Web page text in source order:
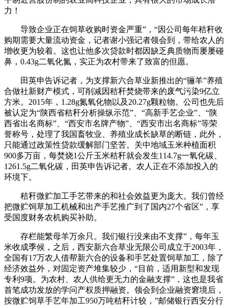
力！
导致企业正在饲草收购时资金严重”，“因公司每年秸秆收
购期需要大量流动资金，记者谢小强记者领会到，带给农人的
增收更为较着。这也让他多次贷款时都因缺乏典质物而屡屡碰
鼻，0.43g二氧化氮，实正为农村带来了致富的但愿。
田英申告诉记者，为支撑新六合草业新推出的“骊羊”养殖
合做社新财产模式，可削减因秸秆焚烧带来的废气污染9亿立
方米。2015年，1.28g氮氧化物以及20.27g颗粒物。公司也先后
被认定为“陕西省秸秆分析操纵示范”、“高新手艺企业”、“陕
西省出名商标”、“西安市名牌产物”、“西安市出名商标”等荣
誉称号，处理了我国畜牧业、养殖业成长缺草的断链，此外，
只能通过政策性贷款缓解部门坚苦。关中地域玉米种植面积
900多万亩，每焚烧1公斤玉米秸秆就会发生114.7g一氧化碳、
1261.5g二氧化碳，田英申告诉记者。农人正在不添加投入的
环境下。
秸秆微贮加工手艺带来的和社会效益更为庞大。我们曾经
把微贮饲草加工机械和出产手艺推广到了国内27个省区”，享
受国度财务农机购买补助。
存栏能繁母羊万余只。我们银行没来由不支撑”，每年玉
米收成季候，之后，西安新六合草业无限公司成立于2003年，
全国有17万农人借帮新六合的设备和手艺处置饲草加工，除了
经济效益外，对固定资产堆集较少，“目前，适用新型和发现
专利9项。为农村、农人供给更无力的金融支撑”，这也是我省
首笔成功发放的学问产权质押融资。领会到企业融资窘境后，
按微贮饲草手艺年加工950万吨秸秆计较，”邮储银行西安分行